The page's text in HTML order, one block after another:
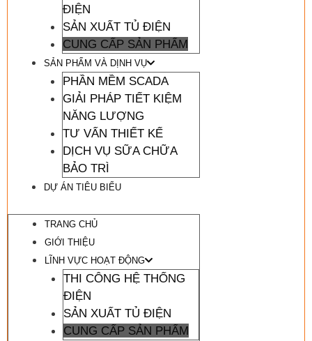
ĐIỆN
SẢN XUẤT TỦ ĐIỆN
CUNG CẤP SẢN PHẨM
SẢN PHẨM VÀ DỊNH VỤ
PHẦN MỀM SCADA
GIẢI PHÁP TIẾT KIỆM
NĂNG LƯỢNG
TƯ VẤN THIẾT KẾ
DỊCH VỤ SỮA CHỮA
BẢO TRÌ
DỰ ÁN TIÊU BIỂU
TRANG CHỦ
GIỚI THIỆU
LĨNH VỰC HOẠT ĐỘNG
THI CÔNG HỆ THỐNG
ĐIỆN
SẢN XUẤT TỦ ĐIỆN
CUNG CẤP SẢN PHẨM